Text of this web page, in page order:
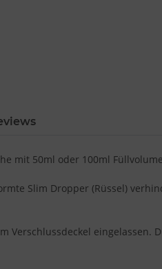
mit 50ml oder 100ml
Slim Dropper (Rüssel)
Verschlussdeckel